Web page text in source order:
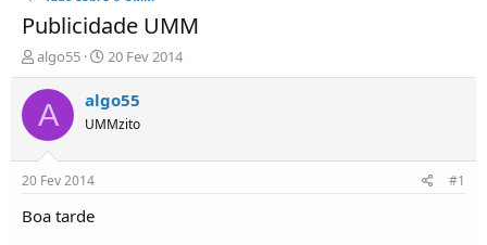
Publicidade UMM
I
n
i
c
i
d
o
r
algo55
D
a
t
a
d
20 Fev 2014
A algo55
UMMzito
20 Fev 2014 #1
Boa tarde